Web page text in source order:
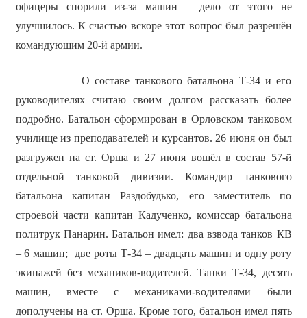
офицеры спорили из-за машин – дело от этого не
улучшилось. К счастью вскоре этот вопрос был разрешён
командующим 20-й армии.
О составе танкового батальона Т-34 и его
руководителях считаю своим долгом рассказать более
подробно. Батальон сформирован в Орловском танковом
училище из преподавателей и курсантов. 26 июня он был
разгружен на ст. Орша и 27 июня вошёл в состав 57-й
отдельной танковой дивизии. Командир танкового
батальона капитан Раздобудько, его заместитель по
строевой части капитан Кадученко, комиссар батальона
политрук Панарин. Батальон имел: два взвода танков КВ
– 6 машин; две роты Т-34 – двадцать машин и одну роту
экипажей без механиков-водителей. Танки Т-34, десять
машин, вместе с механиками-водителями были
дополучены на ст. Орша. Кроме того, батальон имел пять